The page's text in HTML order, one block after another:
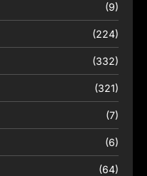
(9)
(224)
(332)
(321)
(7)
(6)
(64)